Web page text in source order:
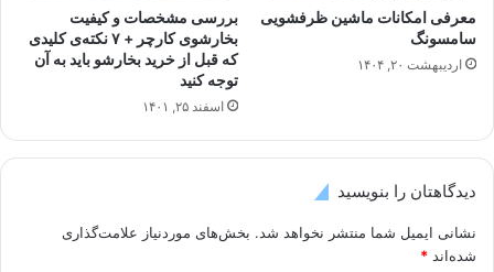
معرفی امکانات ماشین ظرفشویی
سامسونگ
اردیبهشت ۲۰, ۱۴۰۴
بررسی مشخصات و کیفیت
بخارشوی کارچر + ۷ نکته‌ی کلیدی
که قبل از خرید بخارشو باید به آن
توجه کنید
اسفند ۲۵, ۱۴۰۱
دیدگاهتان را بنویسید
نشانی ایمیل شما منتشر نخواهد شد. بخش‌های موردنیاز علامت‌گذاری
شده‌اند *